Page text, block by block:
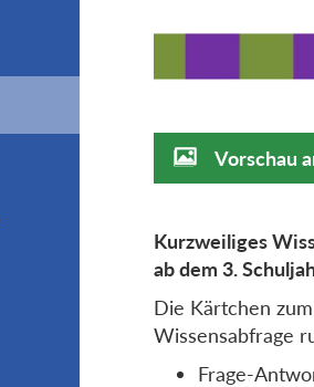
Vorschau
Kurzweiliges
ab dem 3.
Die Kärtchen
Wissensabfrage
Frage-